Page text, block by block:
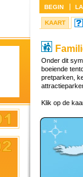
BEGIN
KAART
Onder dit
boeiende
pretparken,
Klik op de